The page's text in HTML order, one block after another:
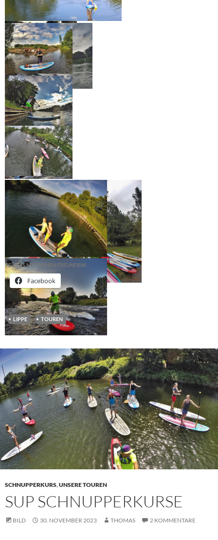
TEILE ES MIT DEINEN FREUNDEN!
Facebook
LIPPE TOUREN
SCHNUPPERKURS,UNSERE TOUREN
SUP SCHNUPPERKURSE
BILD 30. NOVEMBER 2023 THOMAS 2 KOMMENTARE